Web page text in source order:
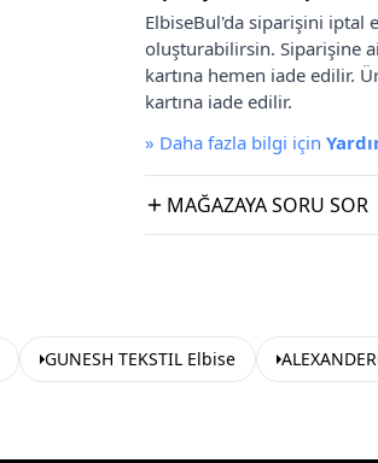
ElbiseBul'da siparişini iptal
oluşturabilirsin. Siparişine
kartına hemen iade edilir.
kartına iade edilir.
» Daha fazla bilgi için
MAĞAZAYA SORU SOR
GUNESH TEKSTIL Elbise